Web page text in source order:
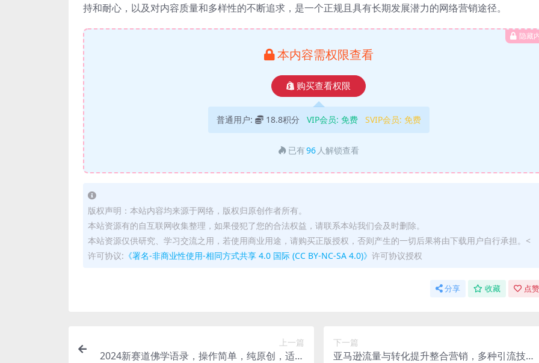
持和耐心，以及对内容质量和多样性的不断追求，是一个正规且具有长期发展潜力的网络营销途径。
隐藏
本内容需权限查看
购买查看权限
普通用户: 18.8积分 VIP会员: 免费 SVIP会员: 免费
已有96 人解锁查看
版权声明：本站内容均来源于网络，版权归原创作者所有。
本站资源有的自互联网收集整理，如果侵犯了您的合法权益，请联系本站我们会及时删除。
本站资源仅供研究、学习交流之用，若使用商业用途，请购买正版授权，否则产生的一切后果将由下载用户自行承担。<
许可协议: 《署名-非商业性使用-相同方式共享 4.0 国际 (CC BY-NC-SA 4.0)》 许可协议授权
分享 收藏 点
上一篇
2024新赛道佛学语录，操作简单，纯原创，适合
下一篇
亚马逊流量与转化提升整合营销，多种引流技巧